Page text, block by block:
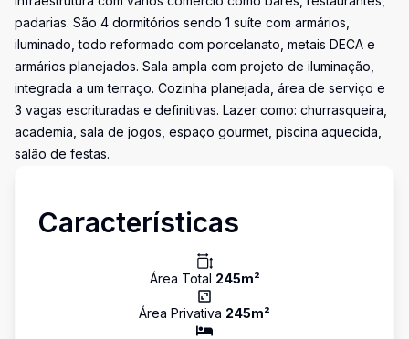
padarias. São 4 dormitórios sendo 1 suíte com armários,
iluminado, todo reformado com porcelanato, metais DECA e
armários planejados. Sala ampla com projeto de iluminação,
integrada a um terraço. Cozinha planejada, área de serviço e
3 vagas escrituradas e definitivas. Lazer como: churrasqueira,
academia, sala de jogos, espaço gourmet, piscina aquecida,
salão de festas.
Características
Área Total 245m²
Área Privativa 245m²